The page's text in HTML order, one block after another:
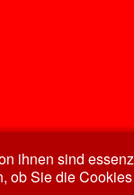
ihnen sind
ob Sie die